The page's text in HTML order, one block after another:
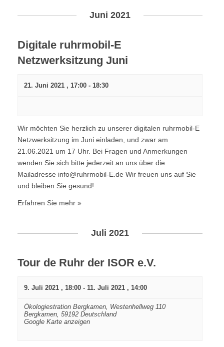
Juni 2021
Digitale ruhrmobil-E
Netzwerksitzung Juni
21. Juni 2021 , 17:00 - 18:30
Wir möchten Sie herzlich zu unserer digitalen ruhrmobil-E
Netzwerksitzung im Juni einladen, und zwar am
21.06.2021 um 17 Uhr. Bei Fragen und Anmerkungen
wenden Sie sich bitte jederzeit an uns über die
Mailadresse info@ruhrmobil-E.de Wir freuen uns auf Sie
und bleiben Sie gesund!
Erfahren Sie mehr »
Juli 2021
Tour de Ruhr der ISOR e.V.
9. Juli 2021 , 18:00 - 11. Juli 2021 , 14:00
Ökologiestration Bergkamen, Westenhellweg 110
Bergkamen 59192 Deutschland
Google Karte anzeigen